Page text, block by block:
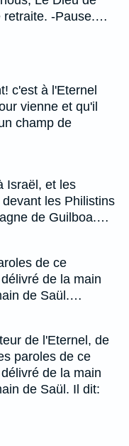
retraite. -Pause.…
c'est à l'Eternel
vienne et qu'il
champ de
Israël, et les
les Philistins
de Guilboa.…
de ce
de la main
de Saül.…
de l'Eternel, de
paroles de ce
de la main
de Saül. Il dit: